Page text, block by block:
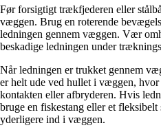
Før forsigtigt trækfjederen eller
væggen. Brug en roterende
ledningen gennem væggen. Vær
beskadige ledningen under
Når ledningen er trukket gennem
er helt ude ved hullet i væggen,
kontakten eller afbryderen. Hvis
bruge en fiskestang eller et
yderligere ind i væggen.